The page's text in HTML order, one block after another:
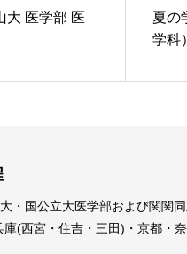
大 医学部 医
夏の
学科
・国公立大医学部および関関
(西宮・住吉・三田)・京都・
。